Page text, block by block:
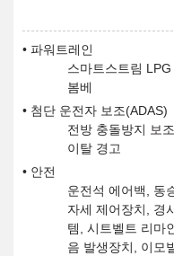
파워트레인
스마트스트림
봄베
첨단 운전자 보조(ADAS)
전방 충돌방지 보
이탈 경고
안전
운전석 에어백, 동
자세 제어장치, 경
템, 시트벨트 리마
음 발생장치, 이모